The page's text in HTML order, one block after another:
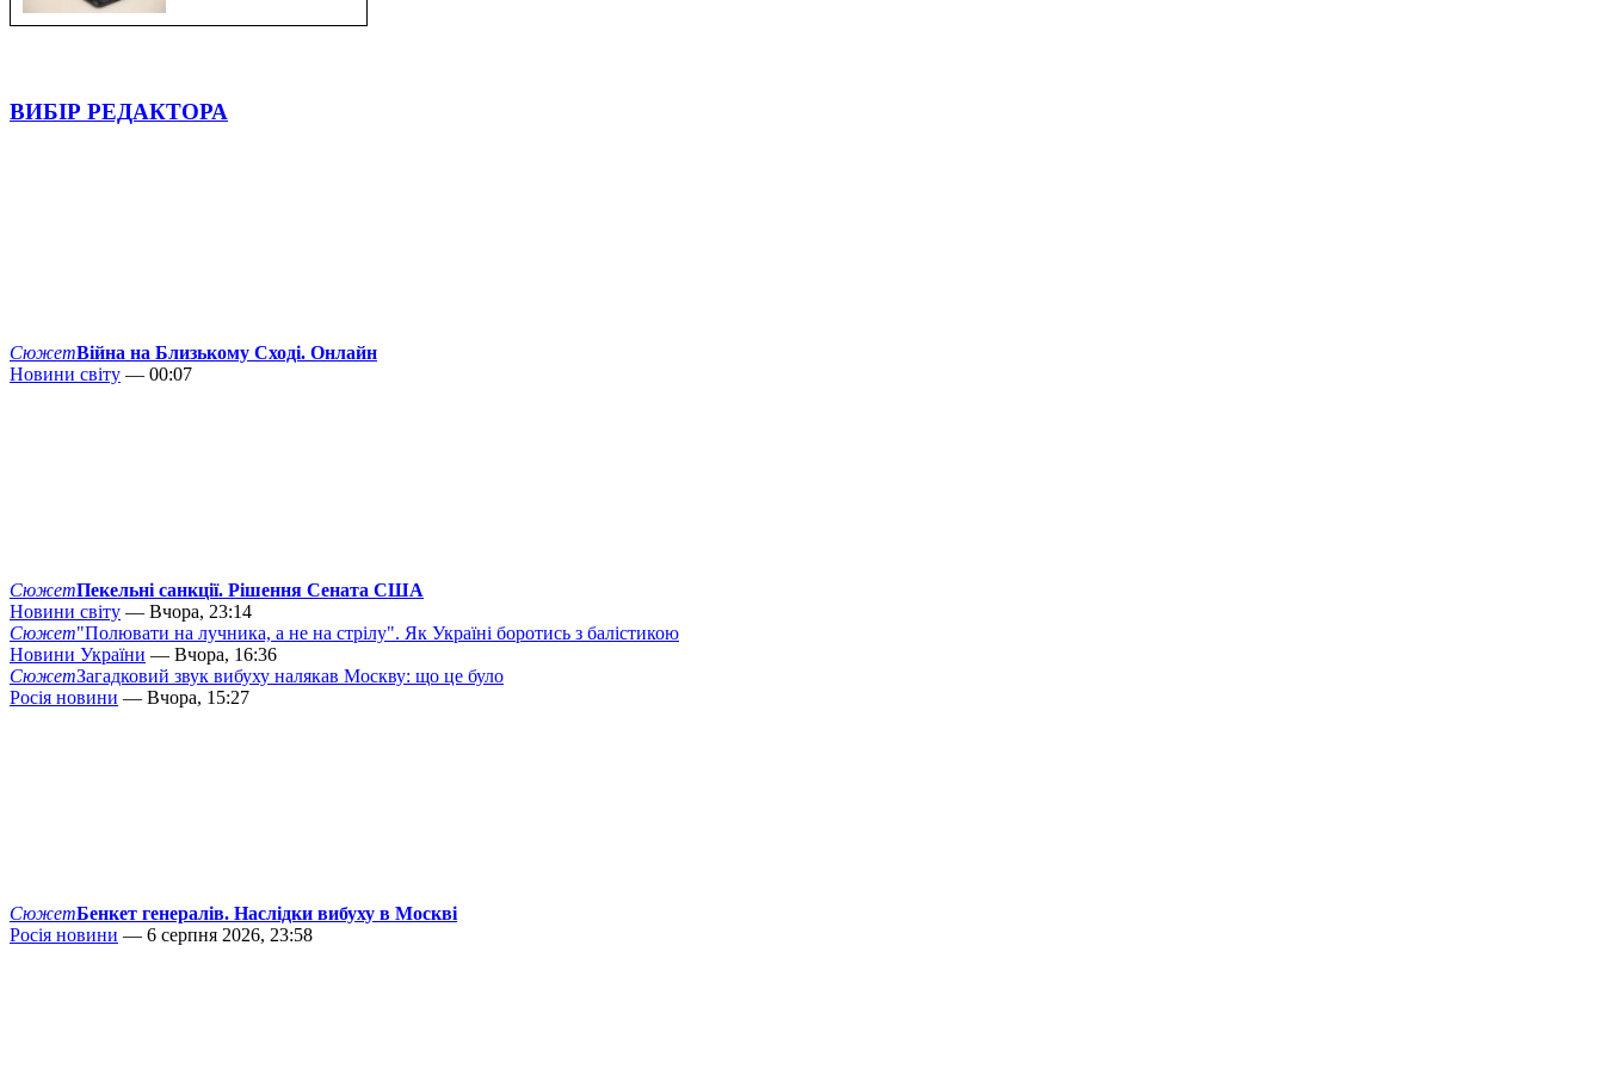
ВИБІР РЕДАКТОРА
СюжетВійна на Близькому Сході. Онлайн
Новини світу — 00:07
СюжетПекельні санкції. Рішення Сената США
Новини світу — Вчора, 23:14
Сюжет"Полювати на лучника, а не на стрілу". Як Україні боротись з балістикою
Новини України — Вчора, 16:36
СюжетЗагадковий звук вибуху налякав Москву: що це було
Росія новини — Вчора, 15:27
СюжетБенкет генералів. Наслідки вибуху в Москві
Росія новини — 6 серпня 2026, 23:58